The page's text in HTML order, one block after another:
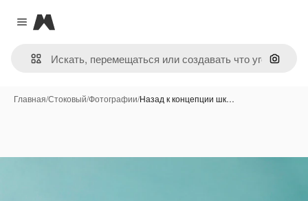
Close menu
Magnific
Поиск
Главная/Стоковый/Фотографии/Назад к концепции шк…